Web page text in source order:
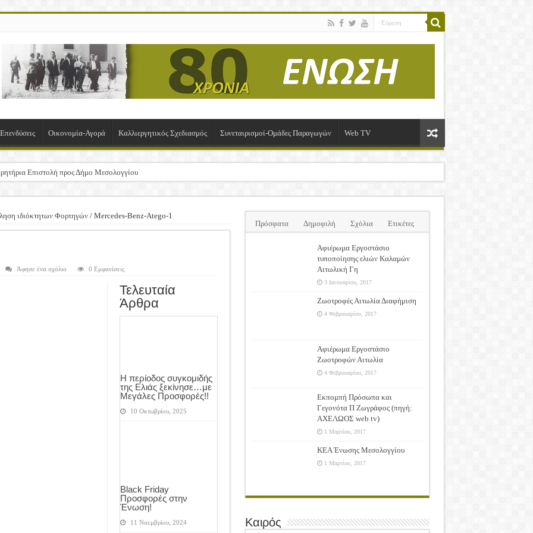
Οικονομία-Αγορά Καλλιεργητικός Σχεδιασμός Συνεταιρισμοί-Ομάδες Παραγωγών Web TV
Επιστολή προς Δήμο Μεσολογγίου
της Πρόσκλησης Σχεδίων Βελτίωσης
Αγροτικού Συνεταιρισμού Μεσολογγίου-Ναυπακτίας ”Η Ένωση”
ξεκίνησε…με Μεγάλες Προσφορές!!
ιδιόκτητων Φορτηγών / Mercedes-Benz-Atego-1
Άφησε ένα σχόλιο 0 Εμφανίσεις
Τελευταία
Άρθρα
Η περίοδος συγκομιδής
της Ελιάς ξεκίνησε…με
Μεγάλες Προσφορές!!
10 Οκτωβρίου, 2025
Black Friday
Προσφορές στην
Ένωση!
11 Νοεμβρίου, 2024
Πρόσφατα Δημοφιλή Σχόλια Ετικέτες
Αφιέρωμα Εργοστάσιο
τυποποίησης ελιών Καλαμών
Αιτωλική Γη
3 Ιανουαρίου, 2017
Ζωοτροφές Αιτωλία Διαφήμιση
4 Φεβρουαρίου, 2017
Αφιέρωμα Εργοστάσιο
Ζωοτροφών Αιτωλία
4 Φεβρουαρίου, 2017
Εκπομπή Πρόσωπα και
Γεγονότα Π Ζωγράφος (πηγή:
ΑΧΕΛΩΟΣ web tv)
1 Μαρτίου, 2017
ΚΕΑ Ένωσης Μεσολογγίου
1 Μαρτίου, 2017
Καιρός